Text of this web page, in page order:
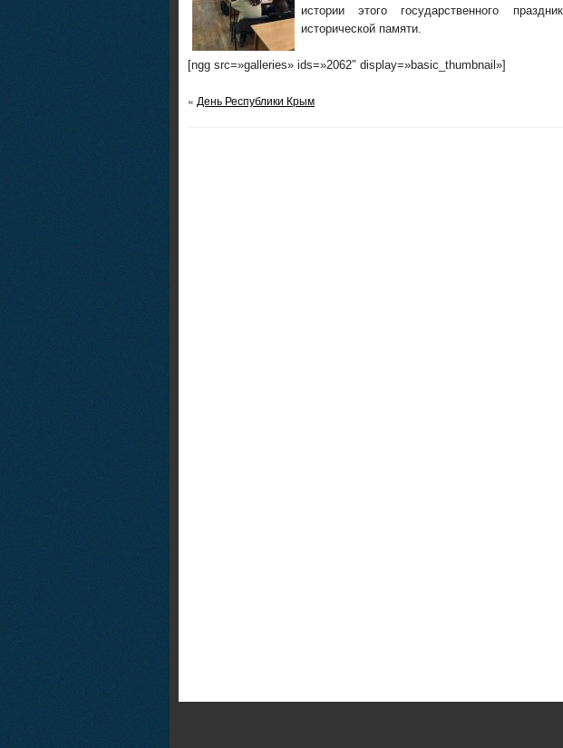
истории этого государственного
исторической памяти.
[ngg src=»galleries» ids=»2062″ display=»basic_thumbnail»]
« День Республики Крым